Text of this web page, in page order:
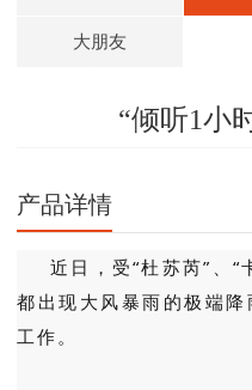
大朋友
“倾听1小
双击可放大
产品详情
近日，受“杜苏芮”、
都出现大风暴雨的极端
工作。